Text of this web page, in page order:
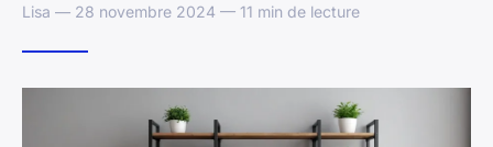
Lisa — 28 novembre 2024 — 11 min de lecture